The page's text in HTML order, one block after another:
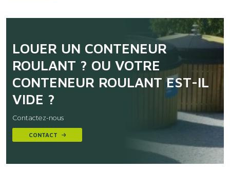
LOUER UN CONTENEUR
ROULANT ? OU VOTRE
CONTENEUR ROULANT EST-IL
VIDE ?
Contactez-nous
CONTACT